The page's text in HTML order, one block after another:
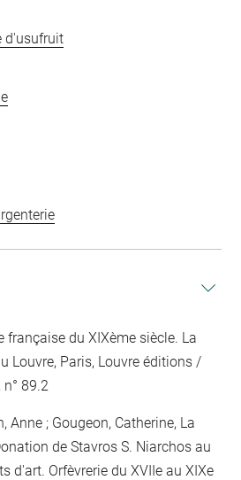
d'usufruit
française du XIXème siècle. La
Louvre, Paris, Louvre éditions /
n° 89.2
Anne ; Gougeon, Catherine, La
de Stavros S. Niarchos au
d'art. Orfèvrerie du XVIIe au XIXe